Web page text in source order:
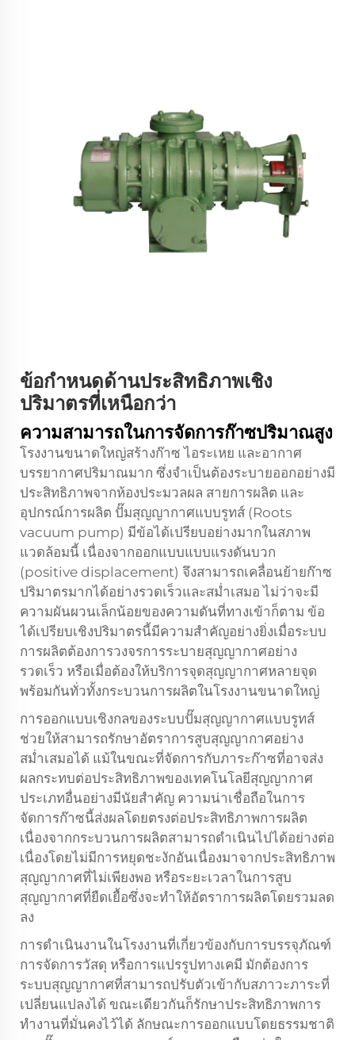
ข้อกำหนดด้านประสิทธิภาพเชิง
ปริมาตรที่เหนือกว่า
ความสามารถในการจัดการก๊าซปริมาณสูง
โรงงานขนาดใหญ่สร้างก๊าซ ไอระเหย และอากาศ
บรรยากาศปริมาณมาก ซึ่งจำเป็นต้องระบายออกอย่างมี
ประสิทธิภาพจากห้องประมวลผล สายการผลิต และ
อุปกรณ์การผลิต ปั๊มสุญญากาศแบบรูทส์ (Roots
vacuum pump) มีข้อได้เปรียบอย่างมากในสภาพ
แวดล้อมนี้ เนื่องจากออกแบบแบบแรงดันบวก
(positive displacement) จึงสามารถเคลื่อนย้ายก๊าซ
ปริมาตรมากได้อย่างรวดเร็วและสม่ำเสมอ ไม่ว่าจะมี
ความผันผวนเล็กน้อยของความดันที่ทางเข้าก็ตาม ข้อ
ได้เปรียบเชิงปริมาตรนี้มีความสำคัญอย่างยิ่งเมื่อระบบ
การผลิตต้องการวงจรการระบายสุญญากาศอย่าง
รวดเร็ว หรือเมื่อต้องให้บริการจุดสุญญากาศหลายจุด
พร้อมกันทั่วทั้งกระบวนการผลิตในโรงงานขนาดใหญ่
การออกแบบเชิงกลของระบบปั๊มสุญญากาศแบบรูทส์
ช่วยให้สามารถรักษาอัตราการสูบสุญญากาศอย่าง
สม่ำเสมอได้ แม้ในขณะที่จัดการกับภาระก๊าซที่อาจส่ง
ผลกระทบต่อประสิทธิภาพของเทคโนโลยีสุญญากาศ
ประเภทอื่นอย่างมีนัยสำคัญ ความน่าเชื่อถือในการ
จัดการก๊าซนี้ส่งผลโดยตรงต่อประสิทธิภาพการผลิต
เนื่องจากกระบวนการผลิตสามารถดำเนินไปได้อย่างต่อ
เนื่องโดยไม่มีการหยุดชะงักอันเนื่องมาจากประสิทธิภาพ
สุญญากาศที่ไม่เพียงพอ หรือระยะเวลาในการสูบ
สุญญากาศที่ยืดเยื้อซึ่งจะทำให้อัตราการผลิตโดยรวมลด
ลง
การดำเนินงานในโรงงานที่เกี่ยวข้องกับการบรรจุภัณฑ์
การจัดการวัสดุ หรือการแปรรูปทางเคมี มักต้องการ
ระบบสุญญากาศที่สามารถปรับตัวเข้ากับสภาวะภาระที่
เปลี่ยนแปลงได้ ขณะเดียวกันก็รักษาประสิทธิภาพการ
ทำงานที่มั่นคงไว้ได้ ลักษณะการออกแบบโดยธรรมชาติ